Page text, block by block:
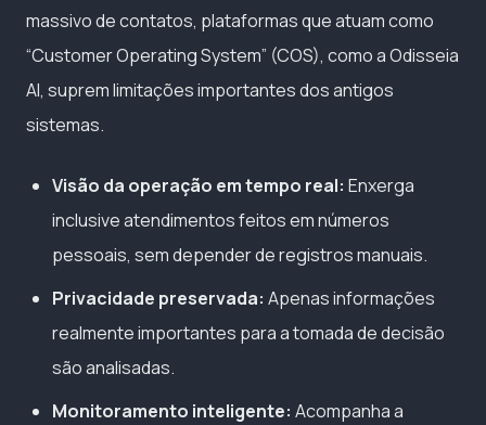
massivo de contatos, plataformas que atuam como
“Customer Operating System” (COS), como a Odisseia
AI, suprem limitações importantes dos antigos
sistemas.
Visão da operação em tempo real: Enxerga
inclusive atendimentos feitos em números
pessoais, sem depender de registros manuais.
Privacidade preservada: Apenas informações
realmente importantes para a tomada de decisão
são analisadas.
Monitoramento inteligente: Acompanha a